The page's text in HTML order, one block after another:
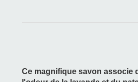
Ce magnifique savon associe